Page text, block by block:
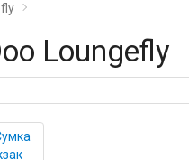
Loungefly